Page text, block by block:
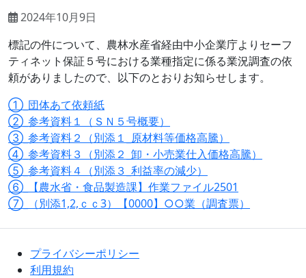
2024年10月9日
標記の件について、農林水産省経由中小企業庁よりセーフ
ティネット保証５号における業種指定に係る業況調査の依
頼がありましたので、以下のとおりお知らせします。
①_団体あて依頼紙
②_参考資料１（ＳＮ５号概要）
③_参考資料２（別添１_原材料等価格高騰）
④_参考資料３（別添２_卸・小売業仕入価格高騰）
⑤_参考資料４（別添３_利益率の減少）
⑥_【農水省・食品製造課】作業ファイル2501
⑦_（別添1,2,ｃｃ3）【0000】○○業（調査票）
プライバシーポリシー
利用規約